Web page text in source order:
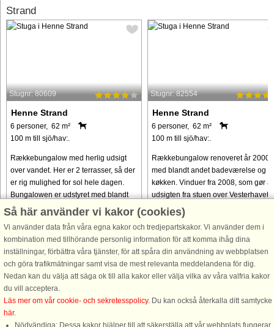
Strand
Stugnr: 80609
Henne Strand
6 personer, 62 m²
100 m till sjö/hav:.
Rækkebungalow med herlig udsigt
over vandet. Her er 2 terrasser, så der
er rig mulighed for sol hele dagen.
Bungalowen er udstyret med blandt
andet sauna. Kort afstand til mange
från 4.264 SEK
Stugnr: 82554
Henne Strand
6 personer, 62 m²
100 m till sjö/hav:.
Rækkebungalow renoveret år 2000
med blandt andet badeværelse og
køkken. Vinduer fra 2008, som gør at
udsigten fra stuen over Vesterhavet
helt klar. Huset har en massiv
byggestil, termoruder og det gode ...
från 5.515 SEK
Så här använder vi kakor (cookies)
Vi använder data från våra egna kakor och tredjepartskakor. Vi använder dem i
kombination med tillhörande personlig information för att komma ihåg dina
inställningar, förbättra våra tjänster, för att spåra din användning av webbplatsen
och göra trafikmätningar samt visa de mest relevanta meddelandena för dig.
Nedan kan du välja att säga ok till alla kakor eller välja vilka av våra valfria kakor
du vill acceptera.
Läs mer om vår cookie- och sekretesspolicy. Du kan också återkalla ditt samtycke
här.
Nödvändiga: Dessa kakor hjälper till att säkerställa att vår webbplats fungerar